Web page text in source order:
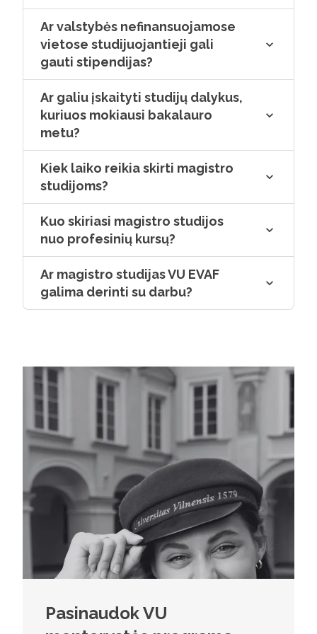
Ar valstybės nefinansuojamose
vietose studijuojantieji gali
gauti stipendijas?
Ar galiu įskaityti studijų dalykus,
kuriuos mokiausi bakalauro
metu?
Kiek laiko reikia skirti magistro
studijoms?
Kuo skiriasi magistro studijos
nuo profesinių kursų?
Ar magistro studijas VU EVAF
galima derinti su darbu?
Pasinaudok VU